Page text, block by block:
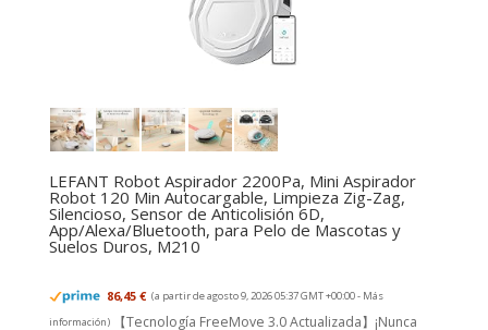
LEFANT Robot Aspirador 2200Pa, Mini Aspirador
Robot 120 Min Autocargable, Limpieza Zig-Zag,
Silencioso, Sensor de Anticolisión 6D,
App/Alexa/Bluetooth, para Pelo de Mascotas y
Suelos Duros, M210
86,45 € (a partir de agosto 9, 2026 05:37 GMT +00:00 - Más
información)
【Tecnología FreeMove 3.0 Actualizada】¡Nunca